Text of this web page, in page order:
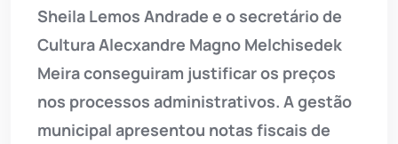
Sheila Lemos Andrade e o secretário de
Cultura Alecxandre Magno Melchisedek
Meira conseguiram justificar os preços
nos processos administrativos. A gestão
municipal apresentou notas fiscais de